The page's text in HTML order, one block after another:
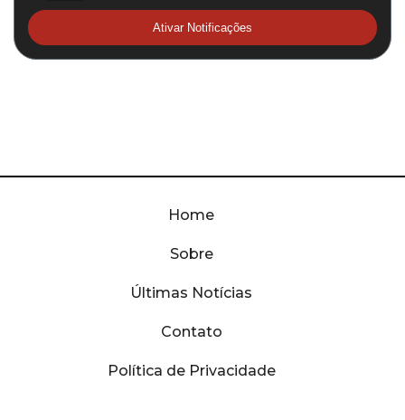
Ativar Notificações
Home
Sobre
Últimas Notícias
Contato
Política de Privacidade